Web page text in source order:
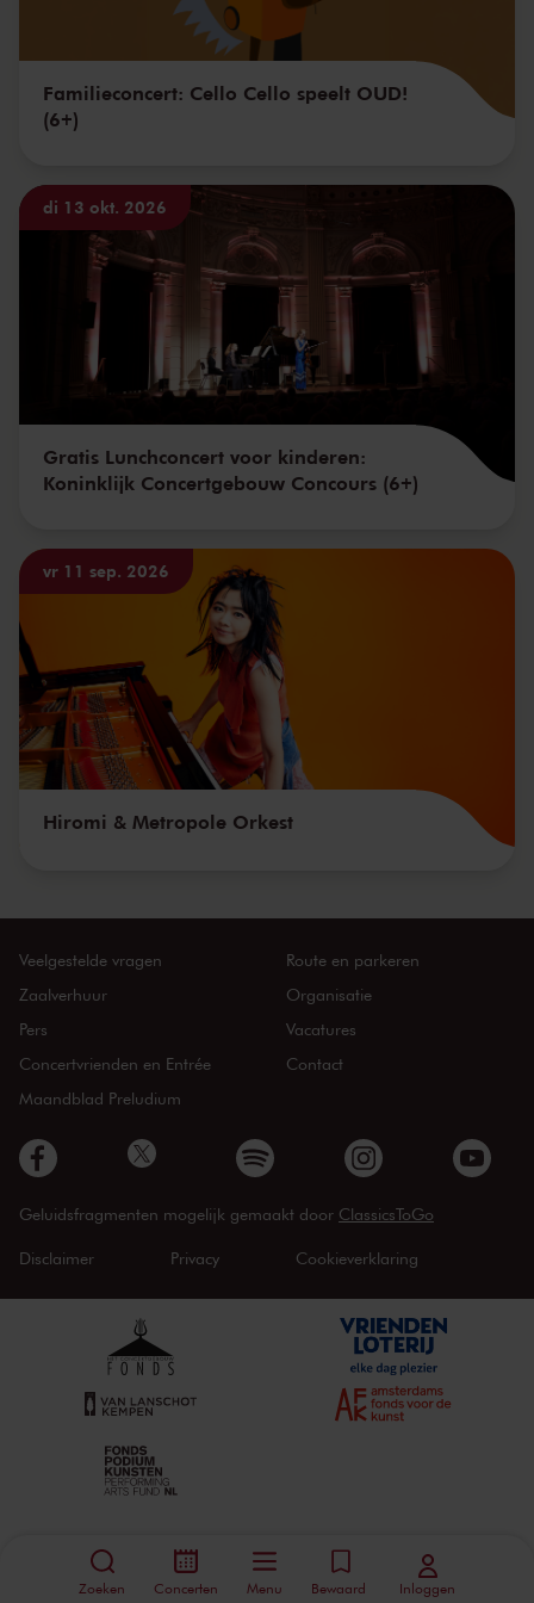
Zoeken Concerten Menu Bewaard Inloggen
Familieconcert: Cello Cello speelt OUD!
(6+)
di 13 okt. 2026
Gratis Lunchconcert voor kinderen:
Koninklijk Concertgebouw Concours (6+)
vr 11 sep. 2026
Hiromi & Metropole Orkest
Veelgestelde vragen
Zaalverhuur
Pers
Concertvrienden en Entrée
Maandblad Preludium
Route en parkeren
Organisatie
Vacatures
Contact
Geluidsfragmenten mogelijk gemaakt door ClassicsToGo
Disclaimer Privacy Cookieverklaring